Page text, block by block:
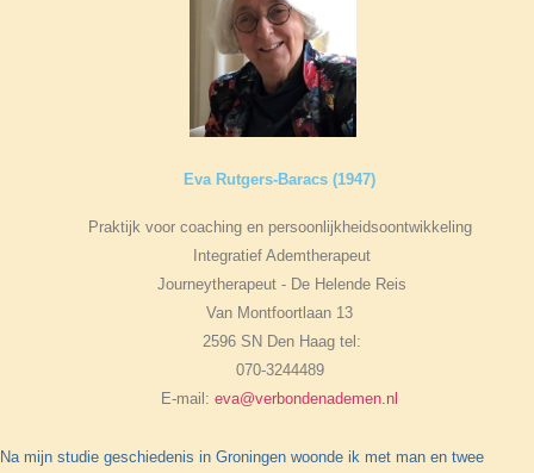
Eva Rutgers-Baracs (1947)
Praktijk voor coaching en persoonlijkheidsoontwikkeling
Integratief Ademtherapeut
Journeytherapeut - De Helende Reis
Van Montfoortlaan 13
2596 SN Den Haag tel:
070-3244489
E-mail: eva@verbondenademen.nl
Na mijn studie geschiedenis in Groningen woonde ik met man en twee